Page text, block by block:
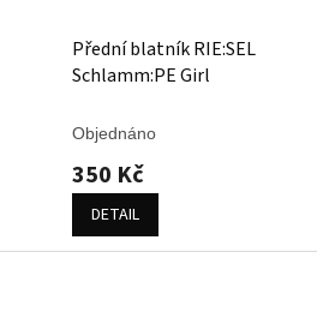
Přední blatník RIE:SEL
Schlamm:PE Girl
Objednáno
350 Kč
DETAIL